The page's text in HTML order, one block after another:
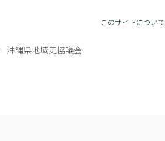
このサイトについて
沖縄県地域史協議会